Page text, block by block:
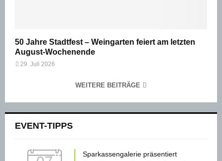
50 Jahre Stadtfest – Weingarten feiert am letzten
August-Wochenende
29. Juli 2026
WEITERE BEITRÄGE
EVENT-TIPPS
Sparkassengalerie präsentiert